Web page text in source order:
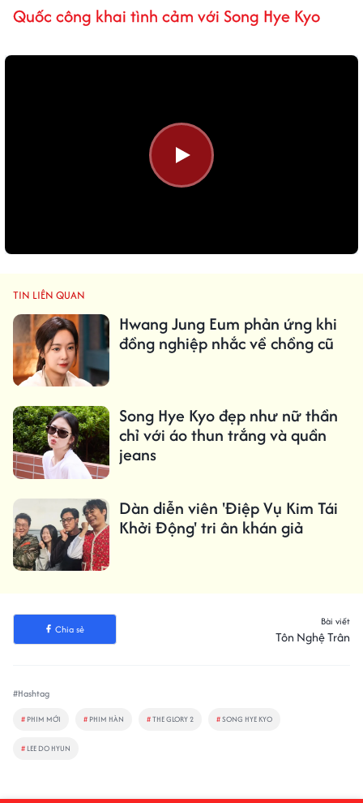
Quốc công khai tình cảm với Song Hye Kyo
TIN LIÊN QUAN
Hwang Jung Eum phản ứng khi
đồng nghiệp nhắc về chồng cũ
Song Hye Kyo đẹp như nữ thần
chỉ với áo thun trắng và quần
jeans
Dàn diễn viên 'Điệp Vụ Kim Tái
Khởi Động' tri ân khán giả
Chia sẻ
Bài viết
Tôn Nghệ Trân
#Hashtag
# PHIM MỚI # PHIM HÀN #THE GLORY 2 #SONG HYE KYO
# LEE DO HYUN